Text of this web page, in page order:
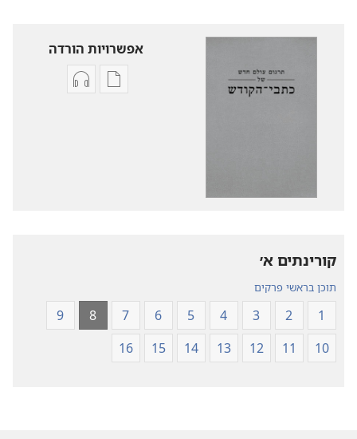
אפשרויות הורדה
אפשרויותאפשרויות
קורינתים א׳‏
תוכן בראשי פרקים
1
2
3
4
5
6
7
8
9
10
11
12
13
14
15
16